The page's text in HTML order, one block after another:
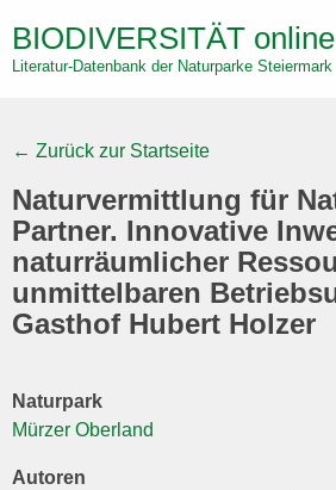
main
BIODIVERSITÄT online
Literatur-Datenbank der Naturparke Steiermark
← Zurück zur Startseite
Naturvermittlung für
Partner. Innovative
naturräumlicher
unmittelbaren
Gasthof Hubert Holzer
Naturpark
Mürzer Oberland
Autoren